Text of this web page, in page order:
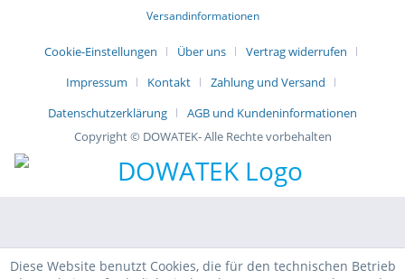
Versandinformationen
Cookie-Einstellungen Über uns
Vertrag widerrufen
Impressum
Kontakt
Zahlung und Versand
Datenschutzerklärung
AGB und Kundeninformationen
Copyright © DOWATEK- Alle Rechte vorbehalten
Diese Website benutzt Cookies, die für den technischen Betrieb